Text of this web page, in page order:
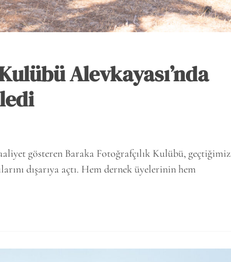
Alevkayası’nda
gösteren Baraka Fotoğrafçılık Kulübü, geçtiğimiz
dışarıya açtı. Hem dernek üyelerinin hem